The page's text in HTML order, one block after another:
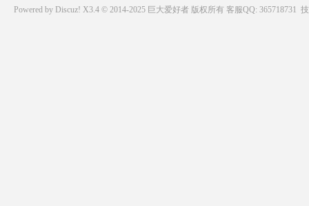
Powered by Discuz! X3.4 © 2014-2025 巨大爱好者版权所有 客服QQ: 365718731